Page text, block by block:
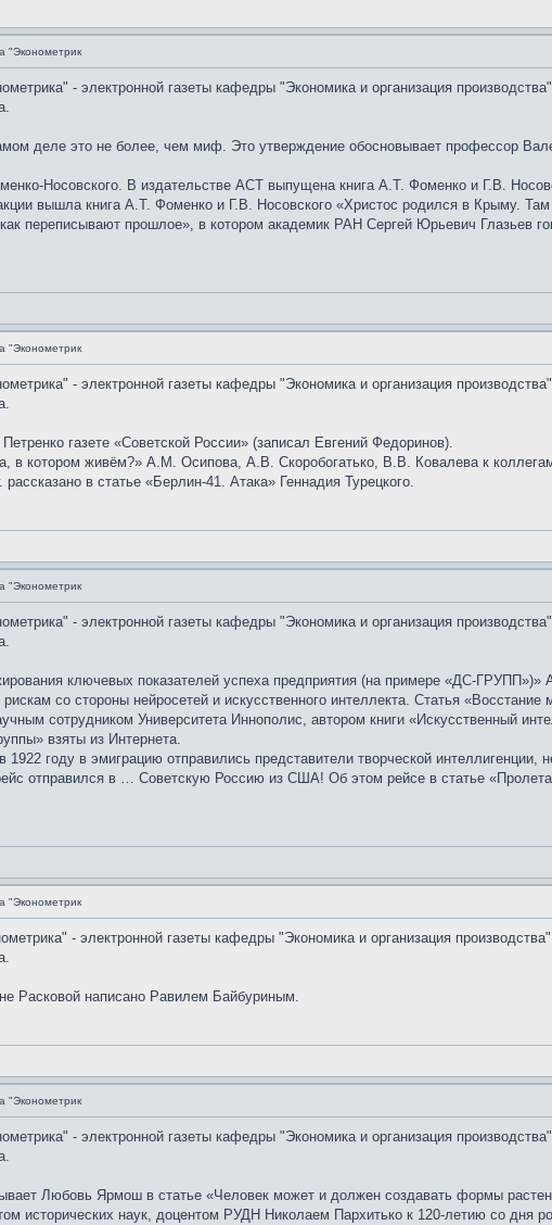
"Эконометрик
- электронной газеты кафедры "Экономика и организация
деле это не более, чем миф. Это утверждение обосновывает профессор
Носовского. В издательстве АСТ выпущена книга А.Т. Фоменко и Г.В.
вышла книга А.Т. Фоменко и Г.В. Носовского «Христос родился в Крыму.
переписывают прошлое», в котором академик РАН Сергей Юрьевич Глазьев
"Эконометрик
- электронной газеты кафедры "Экономика и организация
газете «Советской России» (записал Евгений Федоринов).
в котором живём?» А.М. Осипова, А.В. Скоробогатько, В.В. Ковалева к
в статье «Берлин-41. Атака» Геннадия Турецкого.
"Эконометрик
- электронной газеты кафедры "Экономика и организация
ключевых показателей успеха предприятия (на примере «ДС-
со стороны нейросетей и искусственного интеллекта. Статья
сотрудником Университета Иннополис, автором книги «Искусственный
взяты из Интернета.
году в эмиграцию отправились представители творческой интеллигенции,
отправился в … Советскую Россию из США! Об этом рейсе в статье
"Эконометрик
- электронной газеты кафедры "Экономика и организация
Расковой написано Равилем Байбуриным.
"Эконометрик
- электронной газеты кафедры "Экономика и организация
Любовь Ярмош в статье «Человек может и должен создавать формы
исторических наук, доцентом РУДН Николаем Пархитько к 120-летию со дня